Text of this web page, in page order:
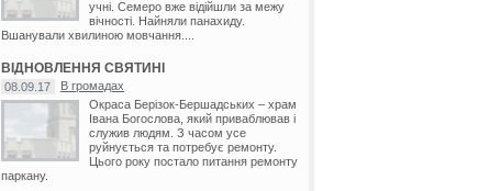
учні. Семеро вже відійшли за межу
вічності. Найняли панахиду.
Вшанували хвилиною мовчання....
ВІДНОВЛЕННЯ СВЯТИНІ
08.09.17
В громадах
Окраса Берізок-Бершадських – храм
Івана Богослова, який приваблював і
служив людям. З часом усе
руйнується та потребує ремонту.
Цього року постало питання ремонту
паркану.